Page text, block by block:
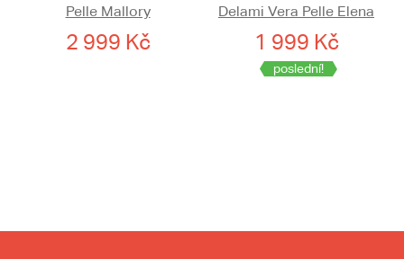
Pelle Mallory
2 999 Kč
Delami Vera Pelle Elena
1 999 Kč
poslední!